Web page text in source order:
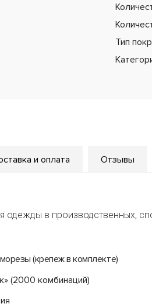
Тип
и оплата Отзывы
одежды в производственных,
(крепеж в комплекте)
(2000 комбинаций)